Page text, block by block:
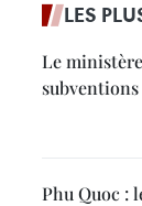
LES
Le
Phu Quoc :